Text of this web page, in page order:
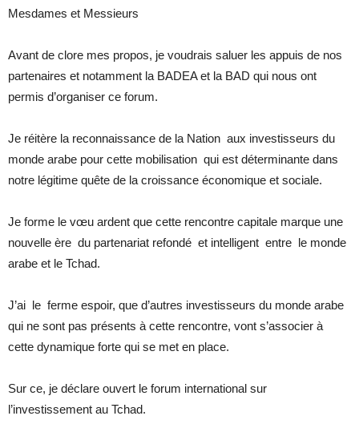
Mesdames et Messieurs
Avant de clore mes propos, je voudrais saluer les appuis de nos
partenaires et notamment la BADEA et la BAD qui nous ont
permis d’organiser ce forum.
Je réitère la reconnaissance de la Nation aux investisseurs du
monde arabe pour cette mobilisation qui est déterminante dans
notre légitime quête de la croissance économique et sociale.
Je forme le vœu ardent que cette rencontre capitale marque une
nouvelle ère du partenariat refondé et intelligent entre le monde
arabe et le Tchad.
J’ai le ferme espoir, que d’autres investisseurs du monde arabe
qui ne sont pas présents à cette rencontre, vont s’associer à
cette dynamique forte qui se met en place.
Sur ce, je déclare ouvert le forum international sur
l’investissement au Tchad.